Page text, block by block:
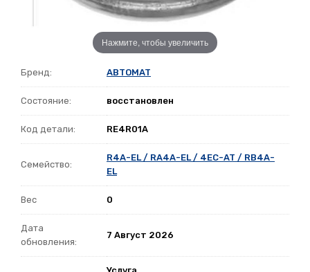
Нажмите, чтобы увеличить
Бренд: ABTOMAT
Состояние: восстановлен
Код детали: RE4R01A
Семейство:
R4A-EL / RA4A-EL / 4EC-AT / RB4A-
EL
Вес 0
Дата
обновления:
7 Август 2026